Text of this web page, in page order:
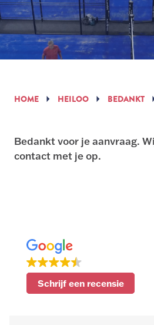
HOME HEILOO BEDANKT
Bedankt voor je aanvraag.
contact met je op.
Schrijf een recensie